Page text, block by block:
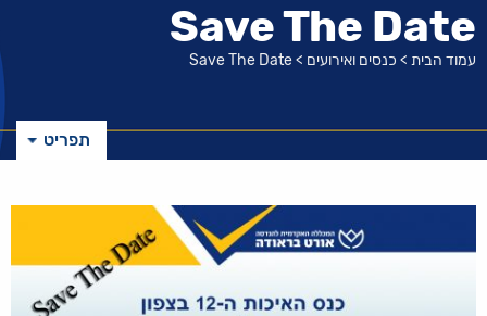
Save The Date
עמוד הבית > כנסים ואירועים >
Save The Date
תפריט